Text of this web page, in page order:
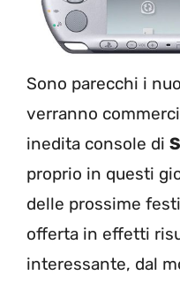
Sono parecchi i
verranno
inedita console di
proprio in questi
delle prossime
offerta in effetti
interessante, dal